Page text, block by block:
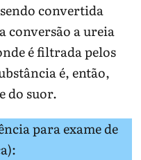
convertida
conversão a ureia
é filtrada pelos
é, então,
do suor.
para exame de